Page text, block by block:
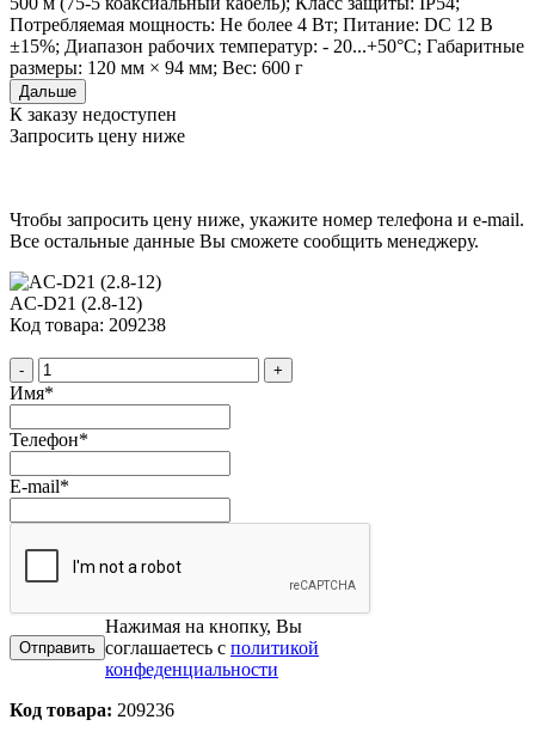
Потребляемая мощность: Не более 4 Вт; Питание: DC 12 В
±15%; Диапазон рабочих температур: - 20...+50°С; Габаритные
размеры: 120 мм × 94 мм; Вес: 600 г
Дальше
К заказу недоступен
Запросить цену ниже
Чтобы запросить цену ниже, укажите номер телефона и e-mail.
Все остальные данные Вы сможете сообщить менеджеру.
AC-D21 (2.8-12)
Код товара: 209238
- +
Имя*
Телефон*
E-mail*
Нажимая на кнопку, Вы
соглашаетесь с политикой
конфеденциальности
Код товара: 209236